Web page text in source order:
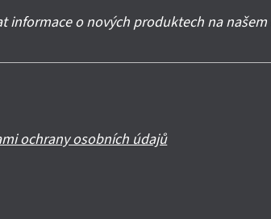
informace o nových produktech na
ochrany osobních údajů